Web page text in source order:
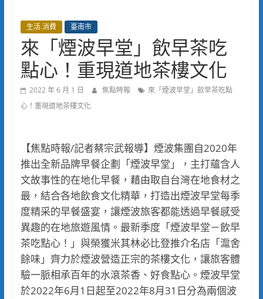
生活.消費 臺南市
來「煙波早堂」飲早茶吃
點心！重現道地茶樓文化
2022 年 6 月 1 日 焦點時報
來「煙波早堂」飲早茶吃點
心！重現道地茶樓文化
【焦點時報/記者蔡宗武報導】煙波集團自2020年
推出全新品牌早餐企劃「煙波早堂」，主打蘊含人
文故事性的在地化早餐，藉由取自台灣在地食材之
最，結合各地飲食文化精華，打造出煙波早堂每季
度精采的早餐盛宴，讓煙波旅客都能透過早餐感受
異趣的在地旅遊風情。最新季度「煙波早堂－飲早
茶吃點心！」與榮獲米其林必比登推介名店「滬舍
餘味」齊力於煙波營造正宗的茶樓文化，讓旅客體
驗一脈相承百年的水滾茶香、好食點心。煙波早堂
於2022年6月1日起至2022年8月31日分為兩個波